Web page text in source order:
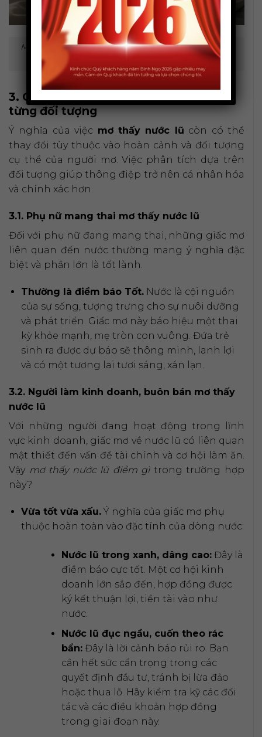
Mơ thấy bơi trong nước lũ thể hiện sự nỗ lực vượt
3. Giải mã giấc mơ thấy nước lũ theo
từng đối tượng
Ý nghĩa của việc mơ thấy nước lũ còn có thể
thay đổi tùy thuộc vào hoàn cảnh và đối tượng
cụ thể của người mơ. Việc phân tích dựa trên
đối tượng giúp thông điệp trở nên cá nhân hóa
và chính xác hơn.
3.1. Phụ nữ mang thai mơ thấy nước lũ
Đối với phụ nữ đang mang thai, những giấc mơ
liên quan đến nước thường mang ý nghĩa đặc
biệt và phần lớn là tốt lành.
Thường là điềm báo Tốt.Nước là cội nguồn
của sự sống, tượng trưng cho sự nuôi dưỡng
và phát triển. Giấc mơ này báo hiệu một thai
kỳ khỏe mạnh, mẹ tròn con vuông. Đứa trẻ
sinh ra được dự báo sẽ thông minh, lanh lợi
và có một tương lai tươi sáng, xán lạn.
3.2. Người làm kinh doanh, buôn bán mơ thấy
nước lũ
Với những người đang hoạt động trong lĩnh
vực kinh doanh, giấc mơ về nước lũ có liên quan
mật thiết đến vấn đề tài chính và cơ hội làm ăn.
Vậy mơ thấy nước lũ điềm gìtrong trường hợp
này?
Vừa tốt vừa xấu.Ý nghĩa của giấc mơ phụ
thuộc hoàn toàn vào đặc tính của dòng nước:
Nước lũ trong xanh, dâng cao:Đây là
điềm báo cực tốt. Một cơ hội kinh
doanh lớn sắp đến, hợp đồng được
ký kết thuận lợi, tiền tài vào như
nước.
Nước lũ đục ngầu, cuốn theo rác
bẩn:Đây là lời cảnh báo rủi ro. Bạn
cần hết sức cẩn trọng trong các
quyết định đầu tư, tránh bị lừa đảo
hoặc thua lỗ. Hãy kiểm tra kỹ các đối
tác và các điều khoản hợp đồng
trong giai đoạn này.